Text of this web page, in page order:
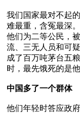
我们国家最对不起
难最重，含冤最深
他们为二等公民，
流、三无人员和可
成了百万吨茅台五
时，最先饿死的是他
中国多了一个群体
他们年轻时答应政